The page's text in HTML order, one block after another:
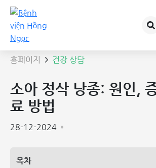
상담 글 상세보기
홈페이지 건강 상담
소아 정삭 낭종: 원인,
료 방법
28-12-2024
목차